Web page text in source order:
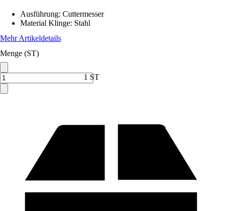
Ausführung: Cuttermesser
Material Klinge: Stahl
Mehr Artikeldetails
Menge (ST)
1 ST